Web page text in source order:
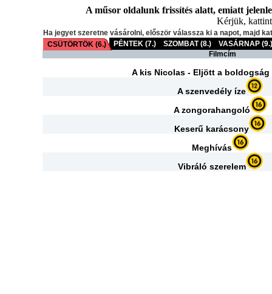
A műsor oldalunk frissítés alatt, emiatt
Kérjük,
Ha jegyet szeretne vásárolni, először válassza ki a napot, majd
CSÜTÖRTÖK (6.)
PÉNTEK (7.) SZOMBAT (8.)
VASÁRNAP (9.)
Filmcím
A kis Nicolas - Eljött a boldogság
A szenvedély íze
A zongorahangoló
Keserű karácsony
Meghívás
Vibráló szerelem